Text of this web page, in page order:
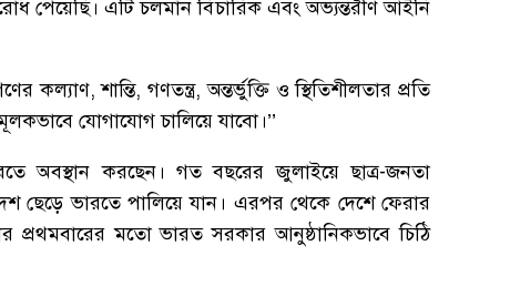
পেয়েছি। এটি চলমান বিচারিক এবং অভ্যন্তরীণ আইনি
শান্তি, গণতন্ত্র, অন্তর্ভুক্তি ও স্থিতিশীলতার প্রতি
যোগাযোগ চালিয়ে যাবো।’’
অবস্থান করছেন। গত বছরের জুলাইয়ে ছাত্র-জনতা
ছেড়ে ভারতে পালিয়ে যান। এরপর থেকে দেশে ফেরার
প্রথমবারের মতো ভারত সরকার আনুষ্ঠানিকভাবে চিঠি